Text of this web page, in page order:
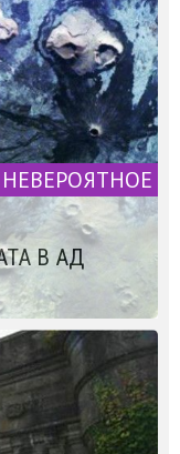
НЕВЕРОЯТНОЕ
В АД